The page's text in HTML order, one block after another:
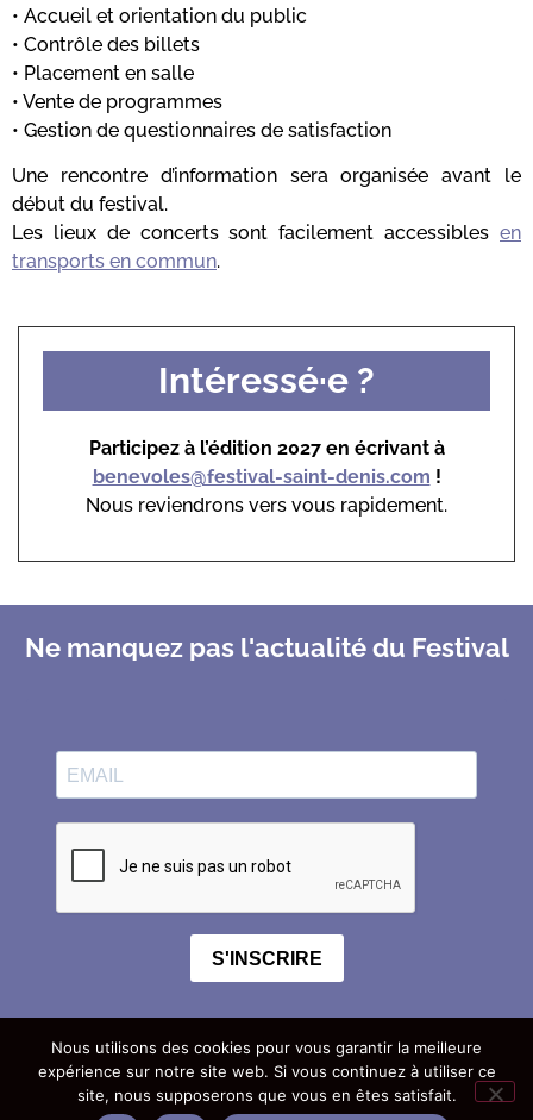
• Accueil et orientation du public
• Contrôle des billets
• Placement en salle
• Vente de programmes
• Gestion de questionnaires de satisfaction
Une rencontre d’information sera organisée avant le
début du festival.
Les lieux de concerts sont facilement accessibles en
transports en commun.
Intéressé·e ?
Participez à l’édition 2027 en écrivant à
benevoles@festival-saint-denis.com !
Nous reviendrons vers vous rapidement.
Ne manquez pas l'actualité du Festival
S'INSCRIRE
à propos contact mentions légales
Nous utilisons des cookies pour vous garantir la meilleure
expérience sur notre site web. Si vous continuez à utiliser ce
site, nous supposerons que vous en êtes satisfait.